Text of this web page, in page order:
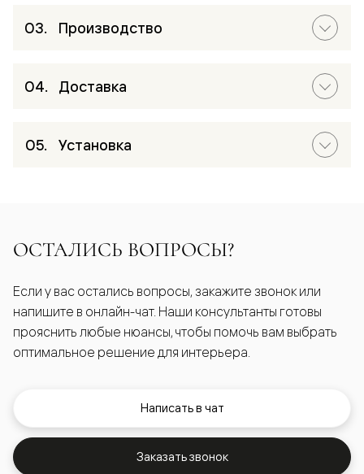
Производство
Доставка
Установка
ОСТАЛИСЬ ВОПРОСЫ?
Если у вас остались вопросы, закажите звонок или
напишите в онлайн-чат. Наши консультанты готовы
прояснить любые нюансы, чтобы помочь вам выбрать
оптимальное решение для интерьера.
Написать в чат
Заказать звонок